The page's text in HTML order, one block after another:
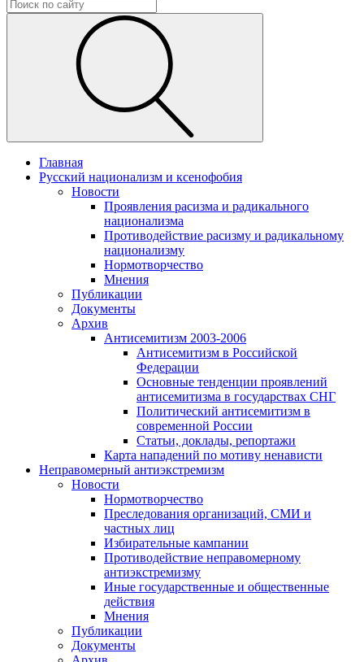
Главная
Русский национализм и ксенофобия
Новости
Проявления расизма и радикального
национализма
Противодействие расизму и радикальному
национализму
Нормотворчество
Мнения
Публикации
Документы
Архив
Антисемитизм 2003-2006
Антисемитизм в Российской
Федерации
Основные тенденции проявлений
антисемитизма в государствах СНГ
Политический антисемитизм в
современной России
Статьи, доклады, репортажи
Карта нападений по мотиву ненависти
Неправомерный антиэкстремизм
Новости
Нормотворчество
Преследования организаций, СМИ и
частных лиц
Избирательные кампании
Противодействие неправомерному
антиэкстремизму
Иные государственные и общественные
действия
Мнения
Публикации
Документы